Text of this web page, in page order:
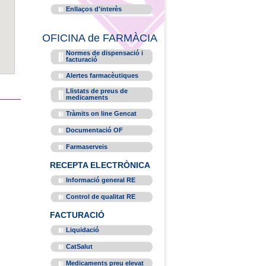
Enllaços d'interès
OFICINA de FARMÀCIA
Normes de dispensació i
facturació
Alertes farmacèutiques
Llistats de preus de
medicaments
Tràmits on line Gencat
Documentació OF
Farmaserveis
RECEPTA ELECTRÒNICA
Informació general RE
Control de qualitat RE
FACTURACIÓ
Liquidació
CatSalut
Medicaments preu elevat